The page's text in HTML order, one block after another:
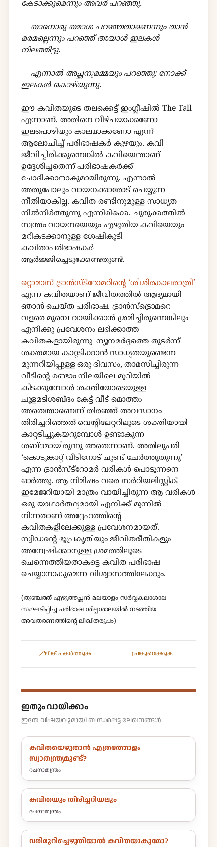
കേടാക്കുമെന്നും അവർ പറഞ്ഞു.
താനൊരു തമാശ പറഞ്ഞതാണെന്നും താൻ
മരമല്ലെന്നും പറഞ്ഞ് അയാൾ ഇലകൾ
നിലത്തിട്ടു.
എന്നാൽ അച്ഛനുമമ്മയും പറഞ്ഞു: നോക്ക്
ഇലകൾ കൊഴിയുന്നു.
ഈ കവിതയുടെ തലക്കെട്ട് ഇംഗ്ലീഷിൽ The Fall
എന്നാണ്. അതിനെ വീഴ്ചയാക്കണോ
ഇലപൊഴിയും കാലമാക്കണോ എന്ന്
ആലോചിച്ച് പരിഭാഷകർ കുഴയും. കവി
ജീവിച്ചിരിക്കുന്നെങ്കിൽ കവിയെന്താണ്
ഉദ്ദേശിച്ചതെന്ന് പരിഭാഷകർക്ക്
ചോദിക്കാനാകുമായിരുന്നു. എന്നാൽ
അതുപോലും വായനക്കാരോട് ചെയ്യുന്ന
നീതിയാകില്ല. കവിത രണ്ടിനുമുള്ള സാധ്യത
നിൽനിർത്തുന്നു എന്നിരിക്കെ. ചുരുക്കത്തിൽ
സ്വന്തം വായനയെയും എഴുതിയ കവിയെയും
മറികടക്കാനുള്ള ശേഷികൂടി
കവിതാപരിഭാഷകർ
ആർജ്ജിച്ചെടുക്കേണ്ടതുണ്ട്.
റ്റൊമാസ് ട്രാൻസ്ട്റോമറിൻ്റെ ‘ശിശിരകാലരാത്രി’
എന്ന കവിതയാണ് ജീവിതത്തിൽ ആദ്യമായി
ഞാൻ ചെയ്ത പരിഭാഷ. ട്രാൻസ്ട്രൊമറെ
വളരെ മുമ്പെ വായിക്കാൻ ശ്രമിച്ചിരുന്നെങ്കിലും
എനിക്കു പ്രവേശനം ലഭിക്കാത്ത
കവിതകളായിരുന്നു. ന്യൂനമർദ്ദത്തെ തുടർന്ന്
ശക്തമായ കാറ്റടിക്കാൻ സാധ്യതയുണ്ടെന്ന
മുന്നറിയിപ്പുള്ള ഒരു ദിവസം, താമസിച്ചിരുന്ന
വീടിൻ്റെ രണ്ടാം നിലയിലെ മുറിയിൽ
കിടക്കുമ്പോൾ ശക്തിയോടെയുള്ള
ചൂളമടിശബ്ദം കേട്ട് വീട് മൊത്തം
അതെന്താണെന്ന് തിരഞ്ഞ് അവസാനം
തിരിച്ചറിഞ്ഞത് വെൻ്റിലേറ്ററിലൂടെ ശക്തിയായി
കാറ്റടിച്ചുകയറുമ്പോൾ ഉണ്ടാകുന്ന
ശബ്ദമായിരുന്നു അതെന്നാണ്. അതിലുപരി
‘കൊടുങ്കാറ്റ് വീടിനോട് ചുണ്ട് ചേർത്തൂതുന്നു’
എന്ന ട്രാൻസ്ട്റോമർ വരികൾ പൊടുന്നനെ
ഓർത്തു. ആ നിമിഷം വരെ സർറിയലിസ്റ്റിക്
ഇമേജറിയായി മാത്രം വായിച്ചിരുന്ന ആ വരികൾ
ഒരു യാഥാർത്ഥ്യമായി എനിക്ക് മുന്നിൽ
നിന്നതാണ് അദ്ദേഹത്തിൻ്റെ
കവിതകളിലേക്കുള്ള പ്രവേശനമായത്.
സ്വീഡൻ്റെ ഭൂപ്രകൃതിയും ജീവിതരീതികളും
അന്വേഷിക്കാനുള്ള ശ്രമത്തിലൂടെ
ചെന്നെത്തിയതാകട്ടെ കവിത പരിഭാഷ
ചെയ്യാനാകുമെന്ന വിശ്വാസത്തിലേക്കും.
(തുഞ്ചത്ത്‌ എഴുത്തച്ഛൻ മലയാളം സർവ്വകലാശാല
സംഘടിപ്പിച്ച പരിഭാഷ ശില്പശാലയിൽ നടത്തിയ
അവതരണത്തിൻ്റെ ലിഖിതരൂപം)
↗ലിങ്ക് പകർത്തുക ↑പങ്കുവെക്കുക
ഇതും വായിക്കാം
ഇതേ വിഷയവുമായി ബന്ധപ്പെട്ട ലേഖനങ്ങൾ
കവിതയെഴുതാൻ എത്രത്തോളം
സ്വാതന്ത്ര്യമുണ്ട്?
രചനാതന്ത്രം
കവിതയും തിരിച്ചറിയലും
രചനാതന്ത്രം
വരിമുറിച്ചെഴുതിയാൽ കവിതയാകുമോ?